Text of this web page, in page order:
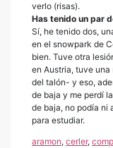
verlo (risas).
Has tenido un par
Sí, he tenido dos,
en el snowpark de
bien. Tuve otra
en Austria, tuve
del talón- y eso,
de baja y me perdí
de baja, no podía ni
para estudiar.
aramon, cerler,